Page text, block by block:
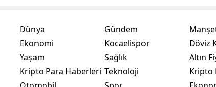
Dünya
Ekonomi
Yaşam
Kripto Para Haberleri
Gündem
Kocaelispor
Sağlık
Teknoloji
Döviz
Altın
Kripto